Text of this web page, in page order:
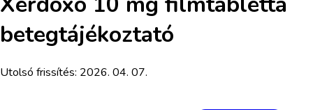
betegtájékoztató
Utolsó frissítés: 2026. 04. 07.